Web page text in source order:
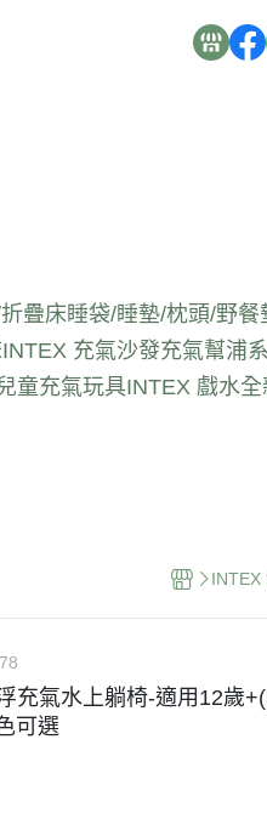
疊床睡袋/睡墊/枕頭/野餐
INTEX 充氣沙發充氣幫浦
童充氣玩具INTEX 戲水
INTEX
充氣水上躺椅-適用12歲
可選